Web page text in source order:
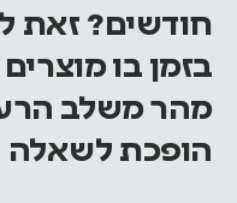
חודשים? זאת
בזמן בו
מהר משלב
הופכת לשאלה